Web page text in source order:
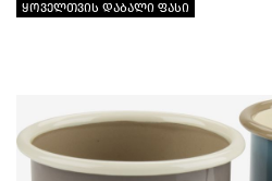
ყოველთვის დაბალი ფასი